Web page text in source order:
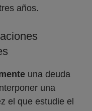
años.
una deuda
una
el que estudie el